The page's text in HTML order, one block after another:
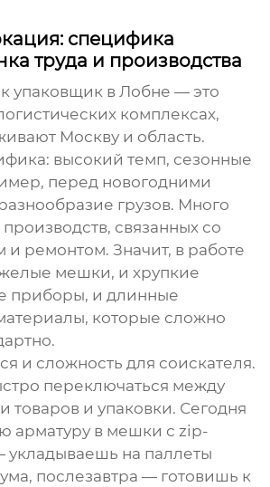
специфика
труда и производства
упаковщик в Лобне — это
комплексах,
Москву и область.
высокий темп, сезонные
перед новогодними
грузов. Много
связанных со
и ремонтом. Значит, в работе
мешки, и хрупкие
приборы, и длинные
которые сложно
и сложность для соискателя.
переключаться между
товаров и упаковки. Сегодня
арматуру в мешки с zip-
укладываешь на паллеты
послезавтра — готовишь к